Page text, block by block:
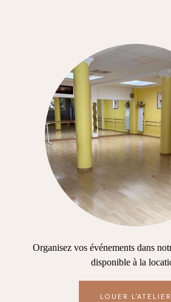
Organisez vos événements dans
disponible à la
LOUER L'ATELIER